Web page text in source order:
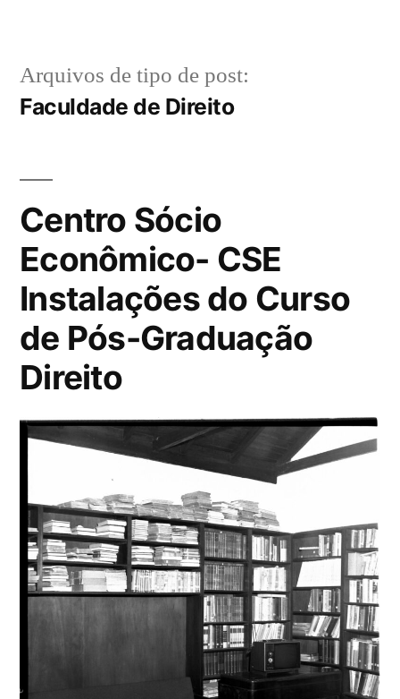
conteúdo
Arquivos de tipo de post:
Faculdade de Direito
Centro Sócio
Econômico- CSE
Instalações do Curso
de Pós-Graduação
Direito